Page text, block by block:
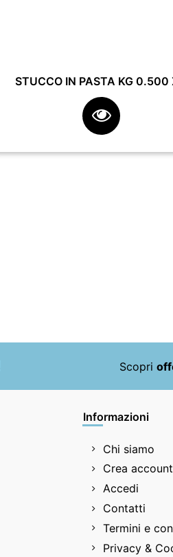
STUCCO IN PASTA KG 0.500
Scopri
Informazioni
Chi siamo
Crea account
Accedi
Contatti
Termini e
Privacy &